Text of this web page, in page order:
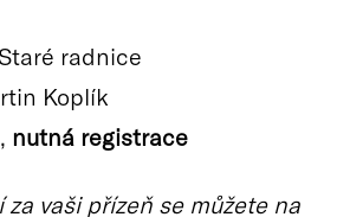
radnice
Koplík
nutná registrace
za vaši přízeň se můžete na